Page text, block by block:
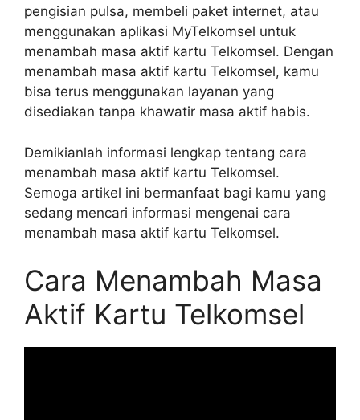
pengisian pulsa, membeli paket internet, atau
menggunakan aplikasi MyTelkomsel untuk
menambah masa aktif kartu Telkomsel. Dengan
menambah masa aktif kartu Telkomsel, kamu
bisa terus menggunakan layanan yang
disediakan tanpa khawatir masa aktif habis.
Demikianlah informasi lengkap tentang cara
menambah masa aktif kartu Telkomsel.
Semoga artikel ini bermanfaat bagi kamu yang
sedang mencari informasi mengenai cara
menambah masa aktif kartu Telkomsel.
Cara Menambah Masa
Aktif Kartu Telkomsel